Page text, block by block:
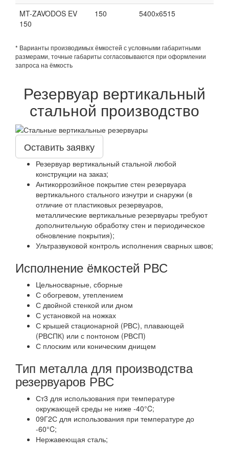
MT-ZAVODOS EV
150
150 5400х6515
* Варианты производимых ёмкостей с условными габаритными
размерами, точные габариты согласовываются при оформлении
запроса на ёмкость
Резервуар вертикальный
стальной производство
Оставить заявку
Резервуар вертикальный стальной любой
конструкции на заказ;
Антикоррозийное покрытие стен резервуара
вертикального стального изнутри и снаружи (в
отличие от пластиковых резервуаров,
металлические вертикальные резервуары требуют
дополнительную обработку стен и периодическое
обновление покрытия);
Ультразвуковой контроль исполнения сварных швов;
Исполнение ёмкостей РВС
Цельносварные, сборные
С обогревом, утеплением
С двойной стенкой или дном
С установкой на ножках
С крышей стационарной (РВС), плавающей
(РВСПК) или с понтоном (РВСП)
С плоским или коническим днищем
Тип металла для производства
резервуаров РВС
Ст3 для использования при температуре
окружающей среды не ниже -40°C;
09Г2С для использования при температуре до
-60°C;
Нержавеющая сталь;